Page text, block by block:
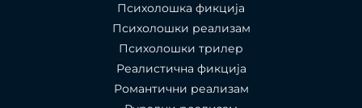
Психолошкa фикција
Психолошки реализам
Психолошки трилер
Реалистична фикција
Романтични реализам